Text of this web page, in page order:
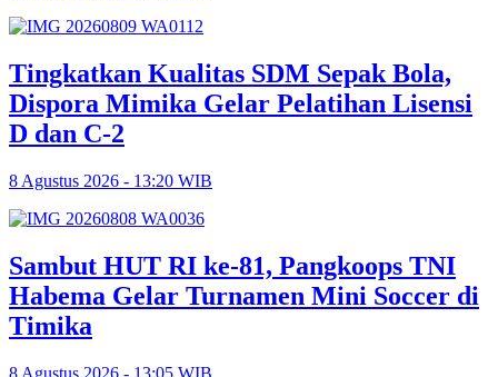
Tingkatkan Kualitas SDM Sepak Bola,
Dispora Mimika Gelar Pelatihan Lisensi
D dan C-2
8 Agustus 2026 - 13:20 WIB
Sambut HUT RI ke-81, Pangkoops TNI
Habema Gelar Turnamen Mini Soccer di
Timika
8 Agustus 2026 - 13:05 WIB